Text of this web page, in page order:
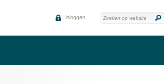
inloggen